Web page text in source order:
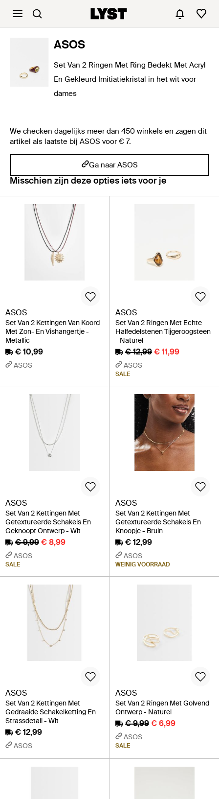
ASOS
Set Van 2 Ringen Met Ring Bedekt Met Acryl
En Gekleurd Imitiatiekristal in het wit voor
dames
We checken dagelijks meer dan 450 winkels en zagen dit
artikel als laatste bij ASOS voor € 7.
Ga naar ASOS
Misschien zijn deze opties iets voor je
ASOS
Set Van 2 Kettingen Van Koord
Met Zon- En Vishangertje -
Metallic
€ 10,99
ASOS
ASOS
Set Van 2 Ringen Met Echte
Halfedelstenen Tijgeroogsteen
- Naturel
€ 12,99€ 11,99
ASOS
SALE
ASOS
Set Van 2 Kettingen Met
Getextureerde Schakels En
Geknoopt Ontwerp - Wit
€ 9,99€ 8,99
ASOS
SALE
ASOS
Set Van 2 Kettingen Met
Getextureerde Schakels En
Knoopje - Bruin
€ 12,99
ASOS
WEINIG VOORRAAD
ASOS
Set Van 2 Kettingen Met
Gedraaide Schakelketting En
Strassdetail - Wit
€ 12,99
ASOS
ASOS
Set Van 2 Ringen Met Golvend
Ontwerp - Naturel
€ 9,99€ 6,99
ASOS
SALE